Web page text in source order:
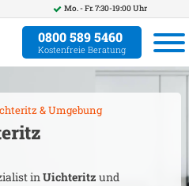
Mo. - Fr. 7:30-19:00 Uhr
0800 589 5460
Kostenfreie Beratung
& Umgebung
inUichteritz und